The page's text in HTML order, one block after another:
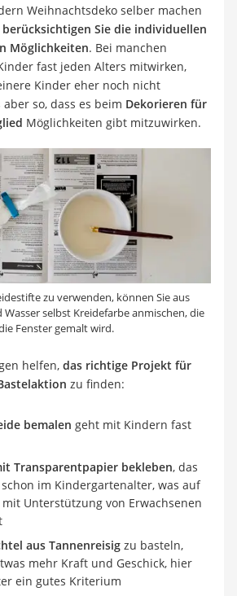
Weihnachtsdeko selber machen
berücksichtigen Sie die individuellen
Möglichkeiten. Bei manchen
fast jeden Alters mitwirken,
Kinder eher noch nicht
so, dass es beim Dekorieren für
Möglichkeiten gibt mitzuwirken.
zu verwenden, können Sie aus
selbst Kreidefarbe anmischen, die
Fenster gemalt wird.
helfen, das richtige Projekt für
zu finden:
bemalen geht mit Kindern fast
Transparentpapier bekleben, das
im Kindergartenalter, was auf
Unterstützung von Erwachsenen
aus Tannenreisig zu basteln,
mehr Kraft und Geschick, hier
ein gutes Kriterium